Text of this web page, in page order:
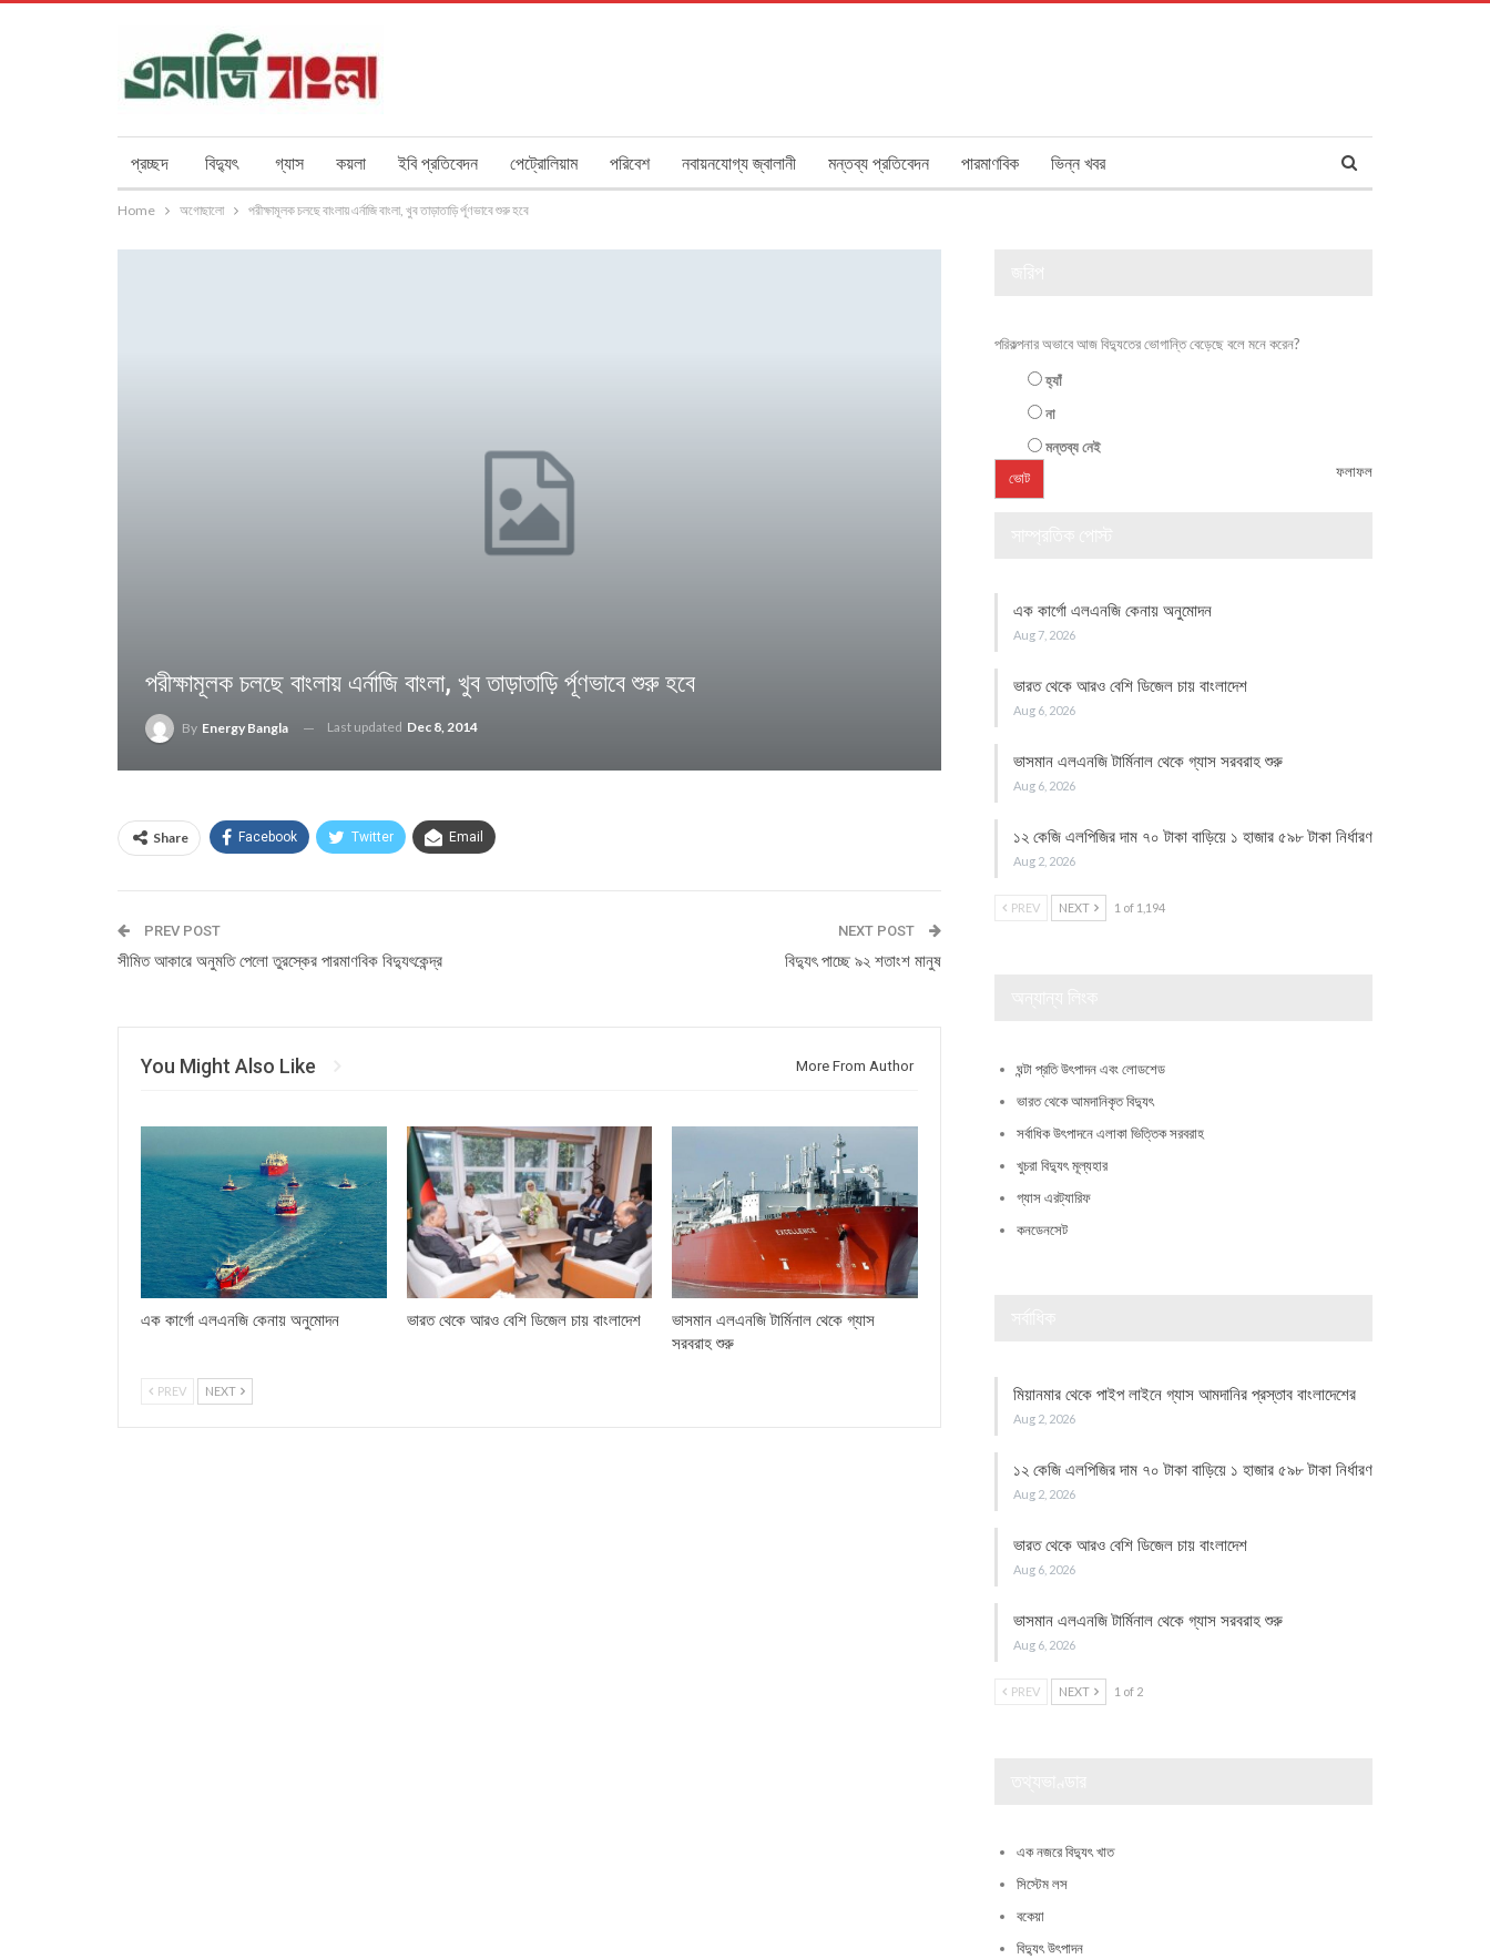
প্রচ্ছদ বিদ্যুৎ গ্যাস কয়লা ইবি প্রতিবেদন পেট্রোলিয়াম পরিবেশ নবায়নযোগ্য জ্বালানী মন্তব্য প্রতিবেদন পারমাণবিক ভিন্ন খবর
Home অগোছালো পরীক্ষামূলক চলছে বাংলায় এর্নাজি বাংলা, খুব তাড়াতাড়ি র্পূণভাবে শুরু হবে
পরীক্ষামূলক চলছে বাংলায় এর্নাজি বাংলা, খুব তাড়াতাড়ি র্পূণভাবে শুরু হবে
By Energy Bangla Last updated Dec 8, 2014
Share Facebook Twitter Email
PREV POST
সীমিত আকারে অনুমতি পেলো তুরস্কের পারমাণবিক বিদ্যুৎকেন্দ্র
NEXT POST
বিদ্যুৎ পাচ্ছে ৯২ শতাংশ মানুষ
You Might Also Like More From Author
এক কার্গো এলএনজি কেনায় অনুমোদন ভারত থেকে আরও বেশি ডিজেল চায় বাংলাদেশ
ভাসমান এলএনজি টার্মিনাল থেকে গ্যাস
সরবরাহ শুরু
PREV NEXT
পরিকল্পনার অভাবে আজ বিদ্যুতের ভোগান্তি বেড়েছে বলে মনে করেন?
হ্যাঁ
না
মন্তব্য নেই
ফলাফল
এক কার্গো এলএনজি কেনায় অনুমোদন
Aug 7, 2026
ভারত থেকে আরও বেশি ডিজেল চায় বাংলাদেশ
Aug 6, 2026
ভাসমান এলএনজি টার্মিনাল থেকে গ্যাস সরবরাহ শুরু
Aug 6, 2026
১২ কেজি এলপিজির দাম ৭০ টাকা বাড়িয়ে ১ হাজার ৫৯৮ টাকা নির্ধারণ
Aug 2, 2026
PREV NEXT 1 of 1,194
ঘন্টা প্রতি উৎপাদন এবং লোডশেড
ভারত থেকে আমদানিকৃত বিদ্যুৎ
সর্বাধিক উৎপাদনে এলাকা ভিত্তিক সরবরাহ
খুচরা বিদ্যুৎ মূল্যহার
গ্যাস এরট্যারিফ
কনডেনসেট
মিয়ানমার থেকে পাইপ লাইনে গ্যাস আমদানির প্রস্তাব বাংলাদেশের
Aug 2, 2026
১২ কেজি এলপিজির দাম ৭০ টাকা বাড়িয়ে ১ হাজার ৫৯৮ টাকা নির্ধারণ
Aug 2, 2026
ভারত থেকে আরও বেশি ডিজেল চায় বাংলাদেশ
Aug 6, 2026
ভাসমান এলএনজি টার্মিনাল থেকে গ্যাস সরবরাহ শুরু
Aug 6, 2026
PREV NEXT 1 of 2
এক নজরে বিদ্যুৎ খাত
সিস্টেম লস
বকেয়া
বিদ্যুৎ উৎপাদন